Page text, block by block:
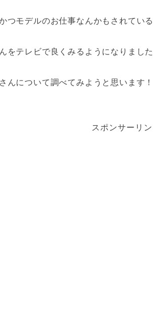
つモデルのお仕事なんかもされている
をテレビで良くみるようになりました
んについて調べてみようと思います！
スポンサーリン